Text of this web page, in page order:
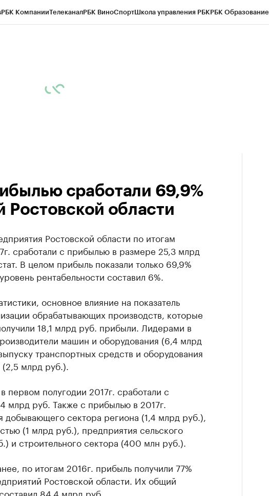
РБК КомпанииТелеканалРБК ВиноСпортШкола управления РБКРБК Образование
сработали 69,9%
Ростовской области
Ростовской области по итогам
сработали с прибылью в размере 25,3 млрд
В целом прибыль показали только 69,9%
рентабельности составил 6%.
основное влияние на показатель
обрабатывающих производств, которые
18,1 млрд руб. прибыли. Лидерами в
машин и оборудования (6,4 млрд
транспортных средств и оборудования
млрд руб.).
первом полугодии 2017г. сработали с
млрд руб. Также с прибылью в 2017г.
добывающего сектора региона (1,4 млрд руб.),
(1 млрд руб.), предприятия сельского
и строительного сектора (400 млн руб.).
по итогам 2016г. прибыль получили 77%
Ростовской области. Их общий
84,4 млрд руб.